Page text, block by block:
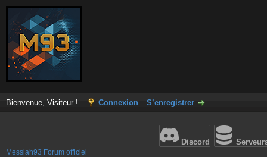
Bienvenue, Visiteur ! Connexion S’enregistrer
Discord
Messiah93 Forum officiel